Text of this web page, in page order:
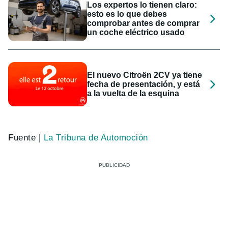
Los expertos lo tienen claro:
esto es lo que debes
comprobar antes de comprar
un coche eléctrico usado
El nuevo Citroën 2CV ya tiene
fecha de presentación, y está
a la vuelta de la esquina
Fuente | La Tribuna de Automoción